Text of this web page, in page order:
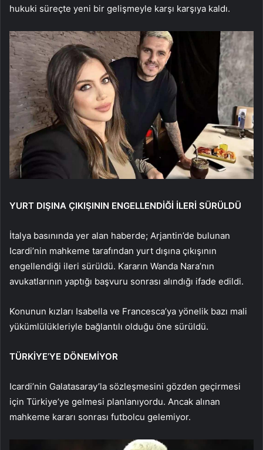
hukuki süreçte yeni bir gelişmeyle karşı karşıya kaldı.
YURT DIŞINA ÇIKIŞININ ENGELLENDİĞİ İLERİ SÜRÜLDÜ
İtalya basınında yer alan haberde; Arjantin’de bulunan
Icardi’nin mahkeme tarafından yurt dışına çıkışının
engellendiği ileri sürüldü. Kararın Wanda Nara’nın
avukatlarının yaptığı başvuru sonrası alındığı ifade edildi.
Konunun kızları Isabella ve Francesca’ya yönelik bazı mali
yükümlülükleriyle bağlantılı olduğu öne sürüldü.
TÜRKİYE’YE DÖNEMİYOR
Icardi’nin Galatasaray’la sözleşmesini gözden geçirmesi
için Türkiye’ye gelmesi planlanıyordu. Ancak alınan
mahkeme kararı sonrası futbolcu gelemiyor.